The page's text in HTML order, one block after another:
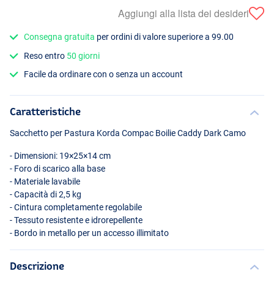
Aggiungi alla lista dei desideri
Consegna gratuita per ordini di valore superiore a 99.00
Reso entro 50 giorni
Facile da ordinare con o senza un account
Caratteristiche
Sacchetto per Pastura Korda Compac Boilie Caddy Dark Camo
- Dimensioni: 19×25×14 cm
- Foro di scarico alla base
- Materiale lavabile
- Capacità di 2,5 kg
- Cintura completamente regolabile
- Tessuto resistente e idrorepellente
- Bordo in metallo per un accesso illimitato
Descrizione